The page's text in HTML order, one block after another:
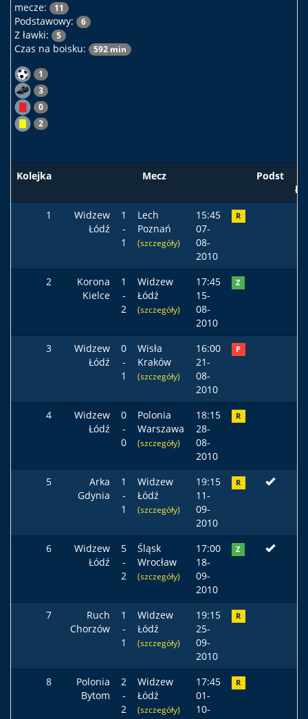
mecze: 11
Podstawowy: 6
Z ławki: 5
Czas na boisku: 592 min
1
3
0
2
Kolejka Mecz Podst
1
Widzew
Łódź
1
-
1
Lech
Poznań
(szczegóły)
15:45
07-
08-
2010
R
2
Korona
Kielce
1
-
2
Widzew
Łódź
(szczegóły)
17:45
15-
08-
2010
Z
3
Widzew
Łódź
0
-
1
Wisła
Kraków
(szczegóły)
16:00
21-
08-
2010
P
4
Widzew
Łódź
0
-
0
Polonia
Warszawa
(szczegóły)
18:15
28-
08-
2010
R
5
Arka
Gdynia
1
-
1
Widzew
Łódź
(szczegóły)
19:15
11-
09-
2010
R
6
Widzew
Łódź
5
-
2
Śląsk
Wrocław
(szczegóły)
17:00
18-
09-
2010
Z
7
Ruch
Chorzów
1
-
1
Widzew
Łódź
(szczegóły)
19:15
25-
09-
2010
R
8
Polonia
Bytom
2
-
2
Widzew
Łódź
(szczegóły)
17:45
01-
10-
R